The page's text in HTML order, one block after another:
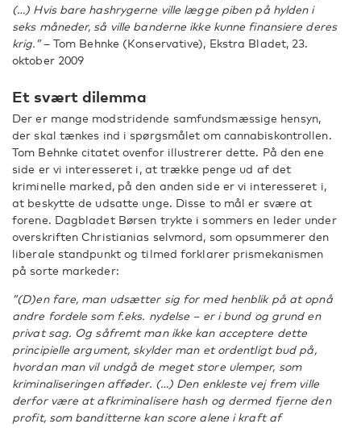
(…) Hvis bare hashrygerne ville lægge piben på hylden i
seks måneder, så ville banderne ikke kunne finansiere deres
krig.”– Tom Behnke (Konservative), Ekstra Bladet, 23.
oktober 2009
Et svært dilemma
Der er mange modstridende samfundsmæssige hensyn,
der skal tænkes ind i spørgsmålet om cannabiskontrollen.
Tom Behnke citatet ovenfor illustrerer dette. På den ene
side er vi interesseret i, at trække penge ud af det
kriminelle marked, på den anden side er vi interesseret i,
at beskytte de udsatte unge. Disse to mål er svære at
forene. Dagbladet Børsen trykte i sommers en leder under
overskriften Christianias selvmord, som opsummerer den
liberale standpunkt og tilmed forklarer prismekanismen
på sorte markeder:
”(D)en fare, man udsætter sig for med henblik på at opnå
andre fordele som f.eks. nydelse – er i bund og grund en
privat sag. Og såfremt man ikke kan acceptere dette
principielle argument, skylder man et ordentligt bud på,
hvordan man vil undgå de meget store ulemper, som
kriminaliseringen afføder. (…) Den enkleste vej frem ville
derfor være at afkriminalisere hash og dermed fjerne den
profit, som banditterne kan score alene i kraft af